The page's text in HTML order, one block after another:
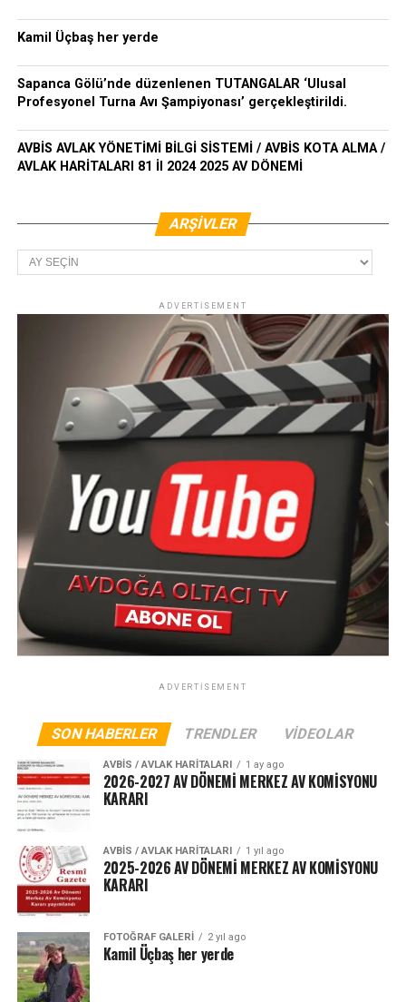
Kamil Üçbaş her yerde
Sapanca Gölü’nde düzenlenen TUTANGALAR ‘Ulusal
Profesyonel Turna Avı Şampiyonası’ gerçekleştirildi.
AVBİS AVLAK YÖNETİMİ BİLGİ SİSTEMİ / AVBİS KOTA ALMA /
AVLAK HARİTALARI 81 İl 2024 2025 AV DÖNEMİ
ARŞIVLER
Arşivler
ADVERTISEMENT
ADVERTISEMENT
SON HABERLER TRENDLER VIDEOLAR
AVBIS / AVLAK HARITALARI 1 ay ago
2026-2027 AV DÖNEMİ MERKEZ AV KOMİSYONU
KARARI
AVBIS / AVLAK HARITALARI 1 yıl ago
2025-2026 AV DÖNEMİ MERKEZ AV KOMİSYONU
KARARI
FOTOĞRAF GALERI 2 yıl ago
Kamil Üçbaş her yerde